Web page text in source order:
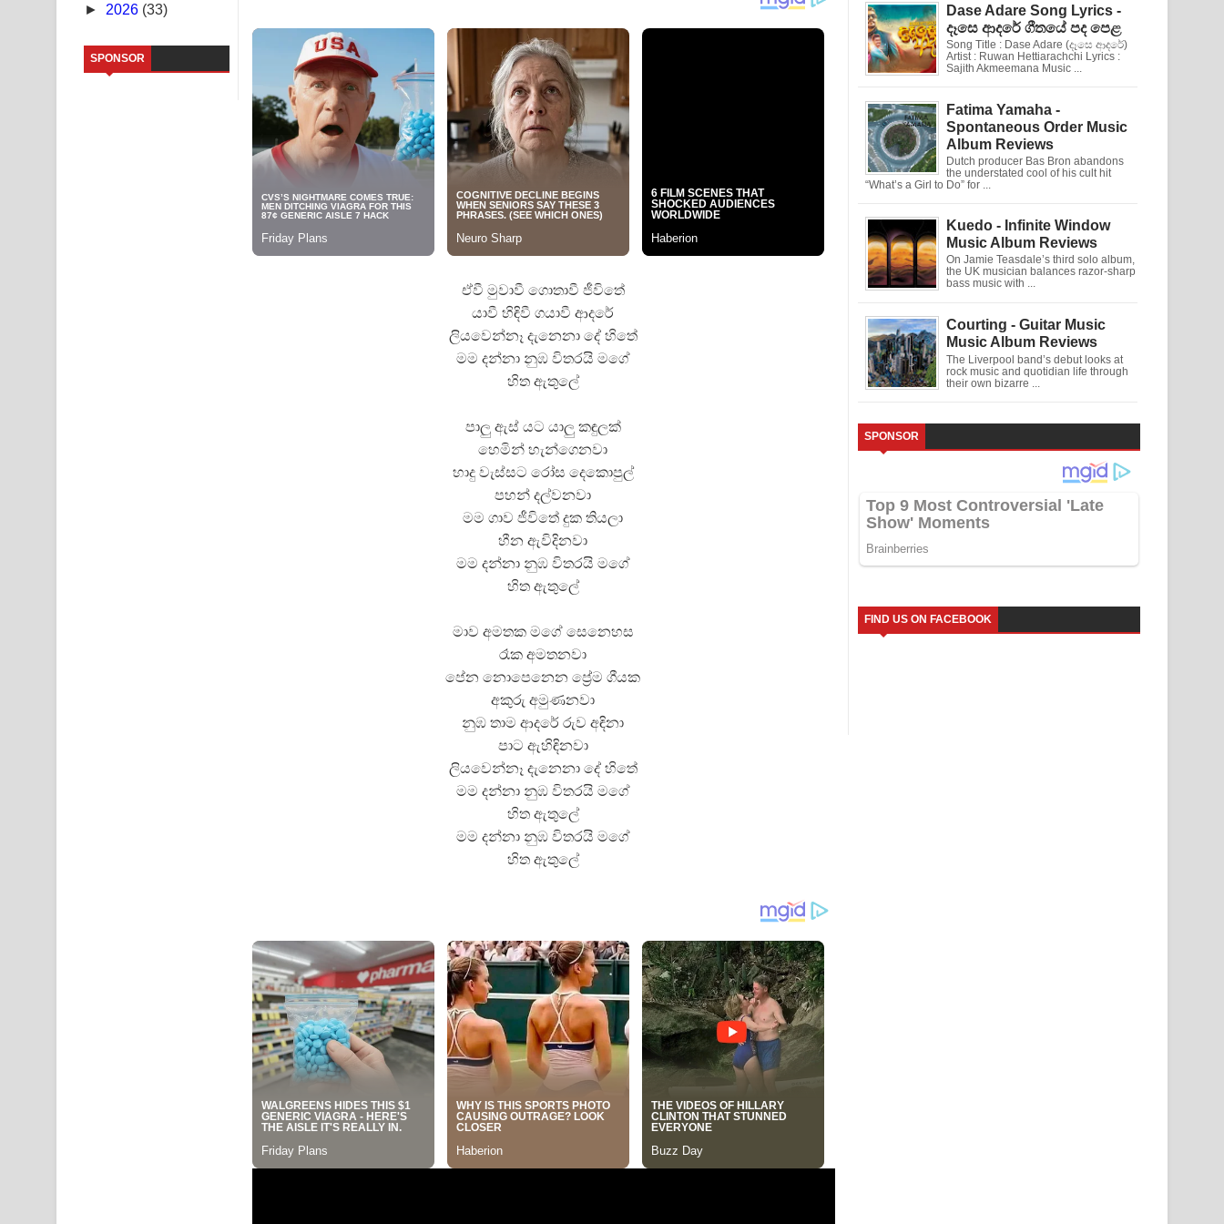
NEENA Song Lyrics - නීනා ගීතයේ පද පෙළ
Ahimi Wimai Himi Song Lyrics - අහිමි විමයි හිමි ගීතයේ පද පෙළ
Mathaka Parana Song Lyrics - මතක පාරනා ගීතයේ පද පෙළ
Nimnadhen Song Lyrics - නිම්නාදෙන් ගීතයේ පද පෙළ
► 2026 (33)
SPONSOR
ඒවී මුවාවී ගොතාවී ජීවිතේ
යාවී හිඳිවී ගයාවී ආදරේ
ලියවෙන්නෑ දැනෙනා දේ හිතේ
මම දන්නා නුඹ විතරයි මගේ
හිත ඇතුලේ
පාලු ඇස් යට යාලු කඳුලක්
හෙමින් හැන්ගෙනවා
හාදු වැස්සට රෝස දෙකොපුල්
පහන් දල්වනවා
මම ගාව ජීවිතේ දුක තියලා
හීන ඇවිදිනවා
මම දන්නා නුඹ විතරයි මගේ
හිත ඇතුලේ
මාව අමතක මගේ සෙනෙහස
රෑක අමතනවා
පේන නොපෙනෙන ප්‍රේම ගීයක
අකුරු අමුණනවා
නුඹ තාම ආදරේ රුව අඳිනා
පාට ඇහිඳිනවා
ලියවෙන්නෑ දැනෙනා දේ හිතේ
මම දන්නා නුඹ විතරයි මගේ
හිත ඇතුලේ
මම දන්නා නුඹ විතරයි මගේ
හිත ඇතුලේ
Dase Adare Song Lyrics -
දෑසෙ ආදරේ ගීතයේ පද පෙළ
Song Title : Dase Adare (දෑසෙ ආදරේ)
Artist : Ruwan Hettiarachchi Lyrics :
Sajith Akmeemana Music ...
Fatima Yamaha -
Spontaneous Order Music
Album Reviews
Dutch producer Bas Bron abandons
the understated cool of his cult hit
“What’s a Girl to Do” for ...
Kuedo - Infinite Window
Music Album Reviews
On Jamie Teasdale’s third solo album,
the UK musician balances razor-sharp
bass music with ...
Courting - Guitar Music
Music Album Reviews
The Liverpool band’s debut looks at
rock music and quotidian life through
their own bizarre ...
SPONSOR
FIND US ON FACEBOOK